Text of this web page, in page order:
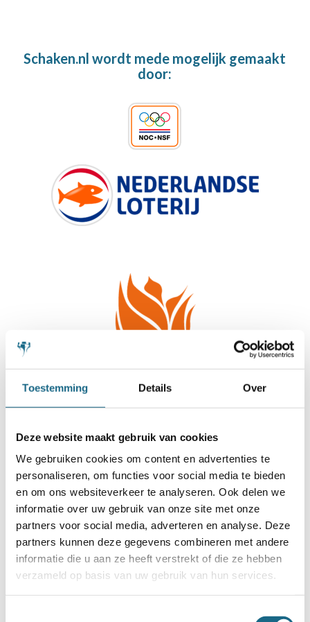
Toestemming Details Over
Deze website maakt gebruik van cookies
We gebruiken cookies om content en advertenties te
personaliseren, om functies voor social media te bieden
en om ons websiteverkeer te analyseren. Ook delen we
informatie over uw gebruik van onze site met onze
partners voor social media, adverteren en analyse. Deze
partners kunnen deze gegevens combineren met andere
informatie die u aan ze heeft verstrekt of die ze hebben
verzameld op basis van uw gebruik van hun services.
Schaken.nl wordt mede mogelijk gemaakt
door: